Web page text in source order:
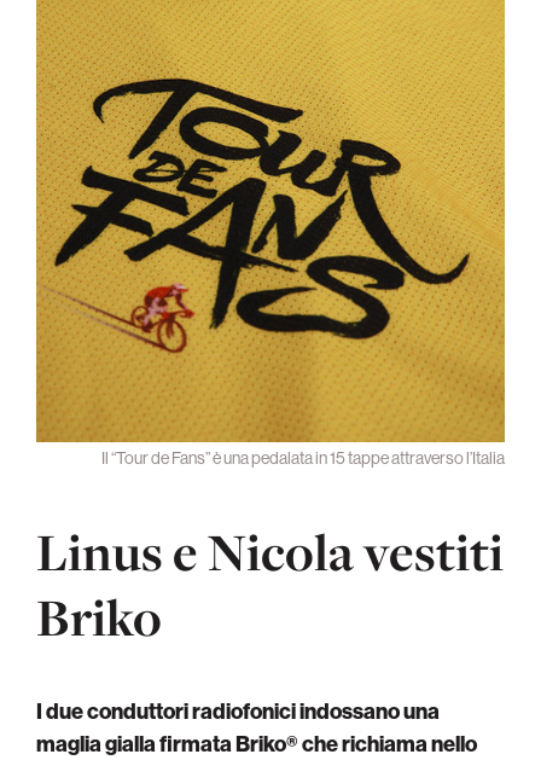
Il “Tour de Fans” è una pedalata in 15 tappe attraverso l’Italia
Linus e Nicola vestiti
Briko
I due conduttori radiofonici indossano una
maglia gialla firmata Briko® che richiama nello